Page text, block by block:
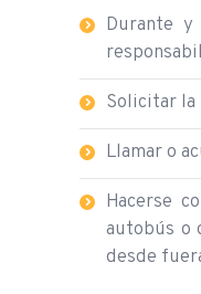
Durante y
Solicitar la
Llamar o
Hacerse
autobús o
desde